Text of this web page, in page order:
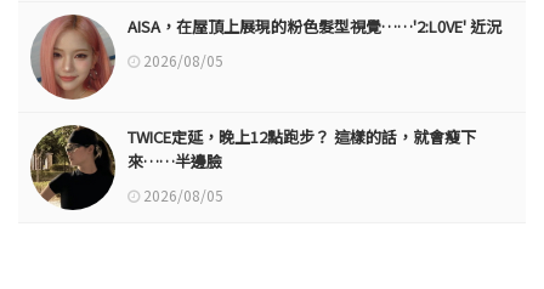
AISA，在屋頂上展現的粉色髮型視覺……'2:L0VE' 近況
2026/08/05
TWICE定延，晚上12點跑步？ 這樣的話，就會瘦下
來……半邊臉
2026/08/05